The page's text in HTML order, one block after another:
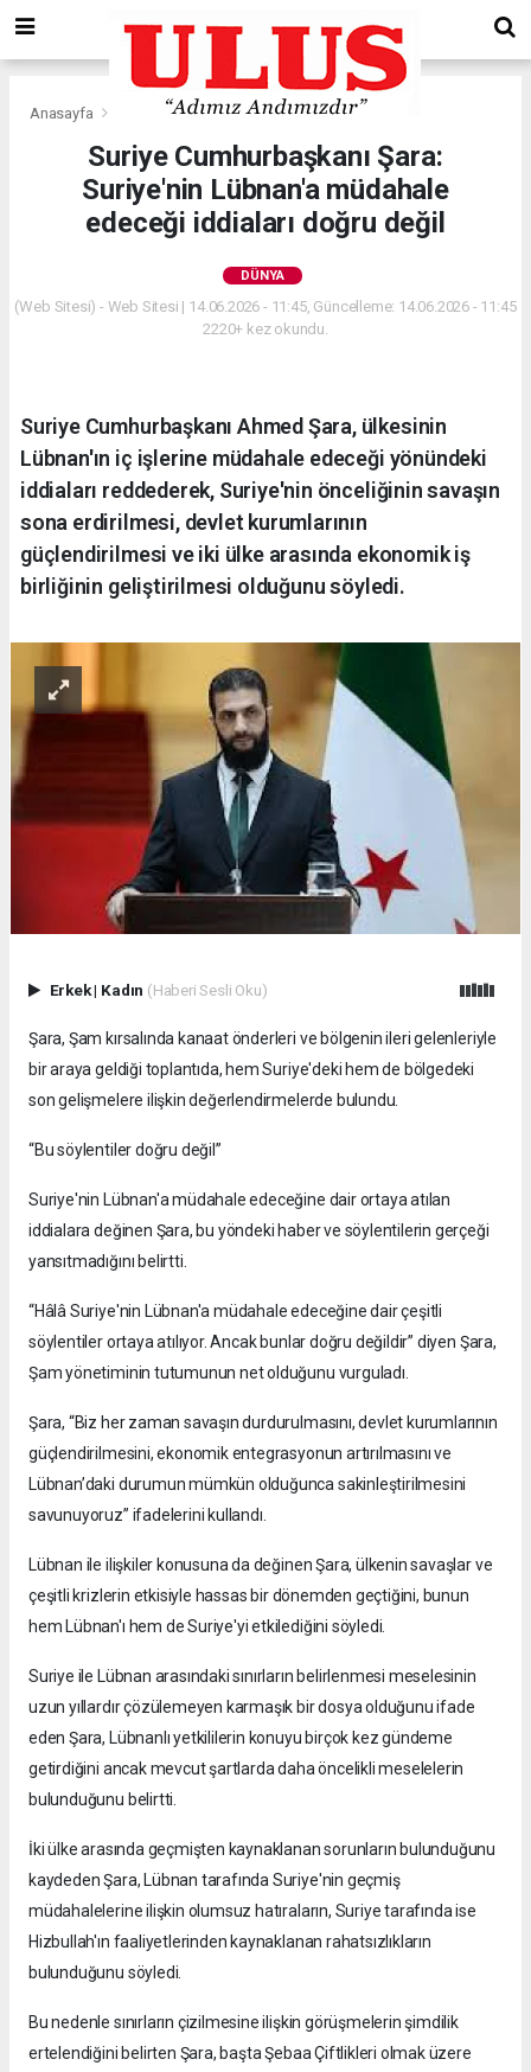
Anasayfa
Suriye Cumhurbaşkanı Şara:
Suriye'nin Lübnan'a müdahale
edeceği iddiaları doğru değil
DÜNYA
(Web Sitesi) - Web Sitesi | 14.06.2026 - 11:45, Güncelleme: 14.06.2026 - 11:45
2220+ kez okundu.
Suriye Cumhurbaşkanı Ahmed Şara, ülkesinin
Lübnan'ın iç işlerine müdahale edeceği yönündeki
iddiaları reddederek, Suriye'nin önceliğinin savaşın
sona erdirilmesi, devlet kurumlarının
güçlendirilmesi ve iki ülke arasında ekonomik iş
birliğinin geliştirilmesi olduğunu söyledi.
Erkek| Kadın (Haberi Sesli Oku)
Şara, Şam kırsalında kanaat önderleri ve bölgenin ileri gelenleriyle
bir araya geldiği toplantıda, hem Suriye'deki hem de bölgedeki
son gelişmelere ilişkin değerlendirmelerde bulundu.
“Bu söylentiler doğru değil”
Suriye'nin Lübnan'a müdahale edeceğine dair ortaya atılan
iddialara değinen Şara, bu yöndeki haber ve söylentilerin gerçeği
yansıtmadığını belirtti.
“Hâlâ Suriye'nin Lübnan'a müdahale edeceğine dair çeşitli
söylentiler ortaya atılıyor. Ancak bunlar doğru değildir” diyen Şara,
Şam yönetiminin tutumunun net olduğunu vurguladı.
Şara, “Biz her zaman savaşın durdurulmasını, devlet kurumlarının
güçlendirilmesini, ekonomik entegrasyonun artırılmasını ve
Lübnan’daki durumun mümkün olduğunca sakinleştirilmesini
savunuyoruz” ifadelerini kullandı.
Lübnan ile ilişkiler konusuna da değinen Şara, ülkenin savaşlar ve
çeşitli krizlerin etkisiyle hassas bir dönemden geçtiğini, bunun
hem Lübnan'ı hem de Suriye'yi etkilediğini söyledi.
Suriye ile Lübnan arasındaki sınırların belirlenmesi meselesinin
uzun yıllardır çözülemeyen karmaşık bir dosya olduğunu ifade
eden Şara, Lübnanlı yetkililerin konuyu birçok kez gündeme
getirdiğini ancak mevcut şartlarda daha öncelikli meselelerin
bulunduğunu belirtti.
İki ülke arasında geçmişten kaynaklanan sorunların bulunduğunu
kaydeden Şara, Lübnan tarafında Suriye'nin geçmiş
müdahalelerine ilişkin olumsuz hatıraların, Suriye tarafında ise
Hizbullah'ın faaliyetlerinden kaynaklanan rahatsızlıkların
bulunduğunu söyledi.
Bu nedenle sınırların çizilmesine ilişkin görüşmelerin şimdilik
ertelendiğini belirten Şara, başta Şebaa Çiftlikleri olmak üzere